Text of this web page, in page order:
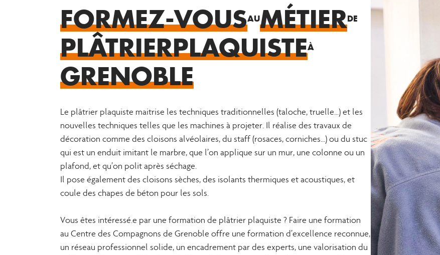
FORMEZ-VOUSAUMÉTIERDE
PLÂTRIERPLAQUISTEÀ
GRENOBLE
Le plâtrier plaquiste maitrise les techniques traditionnelles (taloche, truelle…) et les
nouvelles techniques telles que les machines à projeter. Il réalise des travaux de
décoration comme des cloisons alvéolaires, du staff (rosaces, corniches…) ou du stuc
qui est un enduit imitant le marbre, que l’on applique sur un mur, une colonne ou un
plafond, et qu’on polit après séchage.
Il pose également des cloisons sèches, des isolants thermiques et acoustiques, et
coule des chapes de béton pour les sols.
Vous êtes intéressé.e par une formation de plâtrier plaquiste ? Faire une formation
au Centre des Compagnons de Grenoble offre une formation d’excellence reconnue,
un réseau professionnel solide, un encadrement par des experts, une valorisation du